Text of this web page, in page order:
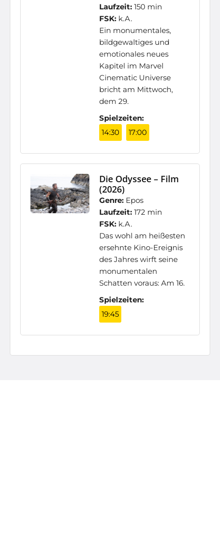
Laufzeit: 150 min
FSK: k.A.
Ein monumentales,
bildgewaltiges und
emotionales neues
Kapitel im Marvel
Cinematic Universe
bricht am Mittwoch,
dem 29.
Spielzeiten:
14:30
17:00
Die Odyssee – Film
(2026)
Genre: Epos
Laufzeit: 172 min
FSK: k.A.
Das wohl am heißesten
ersehnte Kino-Ereignis
des Jahres wirft seine
monumentalen
Schatten voraus: Am 16.
Spielzeiten:
19:45